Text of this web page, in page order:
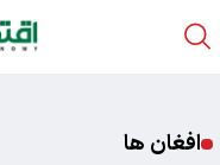
افغان ها